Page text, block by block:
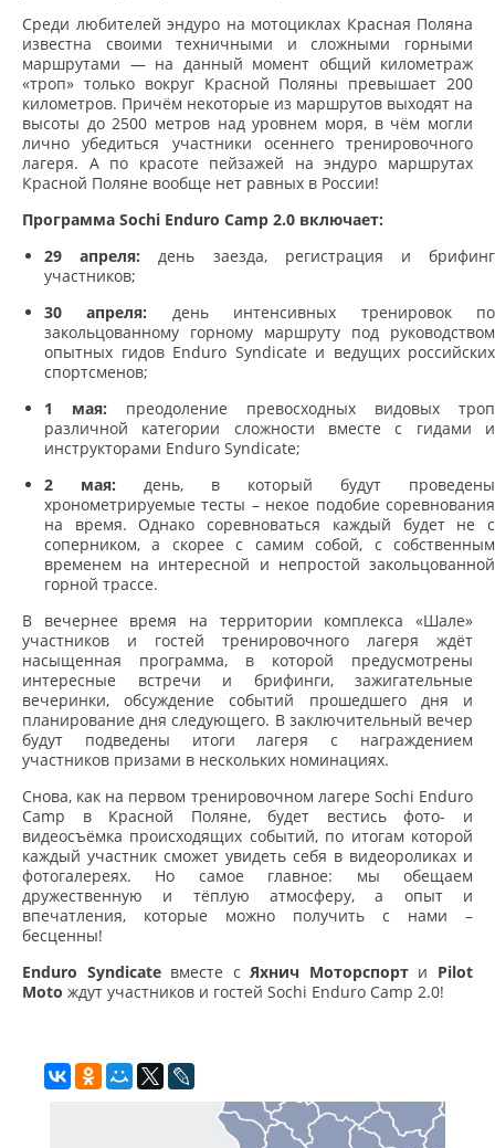
Среди любителей эндуро на мотоциклах Красная Поляна
известна своими техничными и сложными горными
маршрутами — на данный момент общий километраж
«троп» только вокруг Красной Поляны превышает 200
километров. Причём некоторые из маршрутов выходят на
высоты до 2500 метров над уровнем моря, в чём могли
лично убедиться участники осеннего тренировочного
лагеря. А по красоте пейзажей на эндуро маршрутах
Красной Поляне вообще нет равных в России!
Программа Sochi Enduro Camp 2.0 включает:
29 апреля: день заезда, регистрация и брифинг
участников;
30 апреля: день интенсивных тренировок по
закольцованному горному маршруту под руководством
опытных гидов Enduro Syndicate и ведущих российских
спортсменов;
1 мая: преодоление превосходных видовых троп
различной категории сложности вместе с гидами и
инструкторами Enduro Syndicate;
2 мая: день, в который будут проведены
хронометрируемые тесты – некое подобие соревнования
на время. Однако соревноваться каждый будет не с
соперником, а скорее с самим собой, с собственным
временем на интересной и непростой закольцованной
горной трассе.
В вечернее время на территории комплекса «Шале»
участников и гостей тренировочного лагеря ждёт
насыщенная программа, в которой предусмотрены
интересные встречи и брифинги, зажигательные
вечеринки, обсуждение событий прошедшего дня и
планирование дня следующего. В заключительный вечер
будут подведены итоги лагеря с награждением
участников призами в нескольких номинациях.
Снова, как на первом тренировочном лагере Sochi Enduro
Camp в Красной Поляне, будет вестись фото- и
видеосъёмка происходящих событий, по итогам которой
каждый участник сможет увидеть себя в видеороликах и
фотогалереях. Но самое главное: мы обещаем
дружественную и тёплую атмосферу, а опыт и
впечатления, которые можно получить с нами –
бесценны!
Enduro Syndicateвместе сЯхнич Моторспорти Pilot
Moto ждут участников и гостей Sochi Enduro Camp 2.0!